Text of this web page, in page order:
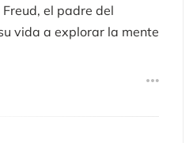
el padre del
vida a explorar la mente